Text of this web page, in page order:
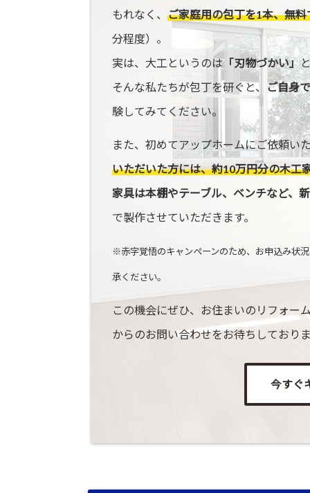
もれなく、 ご家庭用の包丁を1本、無
分程度）。
実は、大工というのは「刃物づかい」
そんな私たちが包丁を研ぐと、
ご自身
験してみてください。
また、初めてアップホームにご依頼い
いただいた方には、約10万円分の木工
家具は本棚やテーブル、ベンチなど、
で製作させていただきます。
※赤字覚悟のキャンペーンのため、お申込み状
承ください。
この機会にぜひ、お住まいのリフォー
からのお問い合わせをお待ちしており
今すぐ